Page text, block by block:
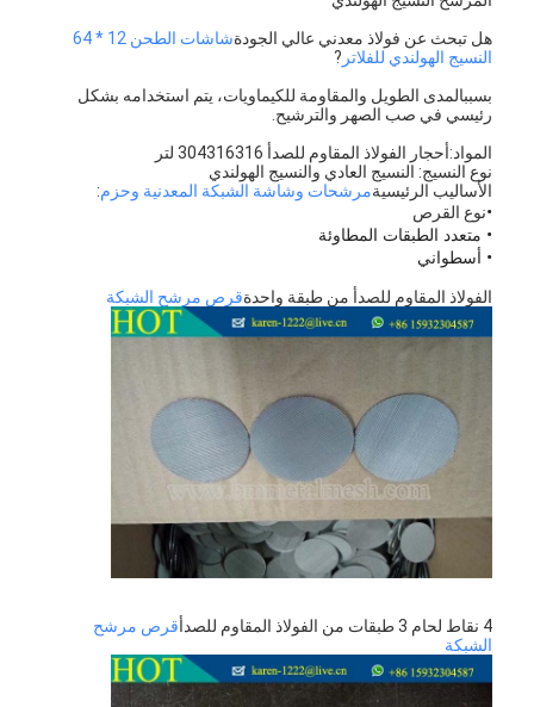
هل تبحث عن فولاذ معدني عالي الجودة
شاشات الطحن 12 * 64
النسيج الهولندي للفلاتر ?
بسببالمدى الطويل والمقاومة للكيماويات، يتم استخدامه بشكل
رئيسي في صب الصهر والترشيح.
المواد:أحجار الفولاذ المقاوم للصدأ 304316316 لتر
نوع النسيج: النسيج العادي والنسيج الهولندي
الأساليب الرئيسيةمرشحات وشاشة الشبكة المعدنية وحزم:
•نوع القرص
• متعدد الطبقات المطاوئة
• أسطواني
الفولاذ المقاوم للصدأ من طبقة واحدةقرص مرشح الشبكة
4 نقاط لحام 3 طبقات من الفولاذ المقاوم للصدأ
قرص مرشح
الشبكة